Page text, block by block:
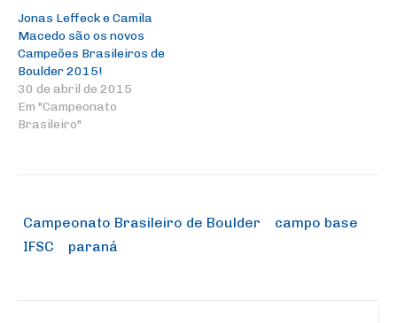
Jonas Leffeck e Camila
Macedo são os novos
Campeões Brasileiros de
Boulder 2015!
30 de abril de 2015
Em "Campeonato
Brasileiro"
Campeonato Brasileiro de Boulder
campo base
IFSC
paraná